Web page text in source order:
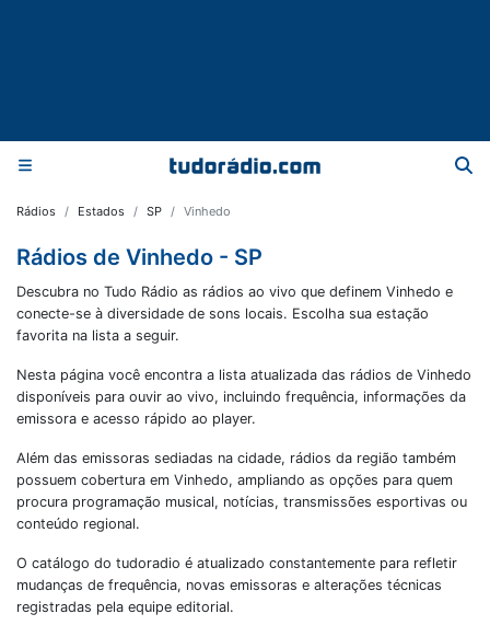
Rádios Estados SP Vinhedo
Rádios de Vinhedo - SP
Descubra no Tudo Rádio as rádios ao vivo que definem Vinhedo e
conecte-se à diversidade de sons locais. Escolha sua estação
favorita na lista a seguir.
Nesta página você encontra a lista atualizada das rádios de Vinhedo
disponíveis para ouvir ao vivo, incluindo frequência, informações da
emissora e acesso rápido ao player.
Além das emissoras sediadas na cidade, rádios da região também
possuem cobertura em Vinhedo, ampliando as opções para quem
procura programação musical, notícias, transmissões esportivas ou
conteúdo regional.
O catálogo do tudoradio é atualizado constantemente para refletir
mudanças de frequência, novas emissoras e alterações técnicas
registradas pela equipe editorial.